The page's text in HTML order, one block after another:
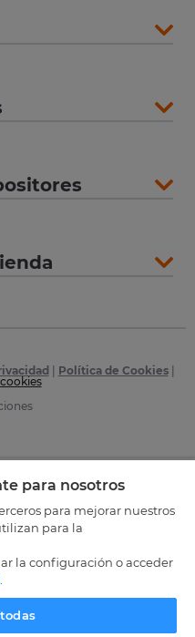
Política de Cookies|
para nosotros
para mejorar nuestros
para la
la configuración o acceder